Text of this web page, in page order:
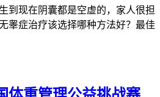
到现在阴囊都是空虚的，家人很担
睾症治疗该选择哪种方法好？最佳